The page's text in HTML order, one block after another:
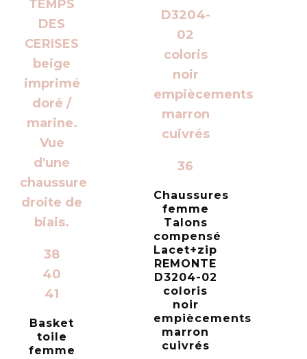
38
40
41
Basket
toile
femme
36
Chaussures
femme
Talons
compensé
Lacet+zip
REMONTE
D3204-02
coloris
noir
empiècements
marron
cuivrés